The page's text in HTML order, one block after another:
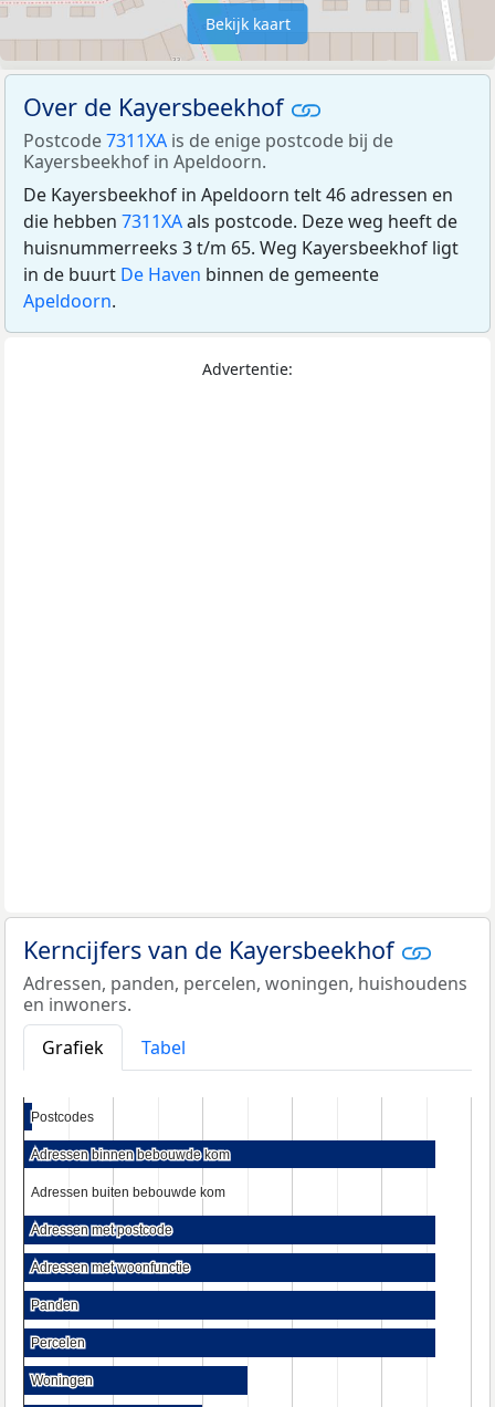
Bekijk kaart
Over de Kayersbeekhof
Postcode7311XA is de enige postcode bij de
Kayersbeekhof in Apeldoorn.
De Kayersbeekhof in Apeldoorn telt 46 adressen en
die hebben 7311XAals postcode. Deze weg heeft de
huisnummerreeks 3 t/m 65. Weg Kayersbeekhof ligt
in de buurt De Haven binnen de gemeente
Apeldoorn.
Advertentie:
Kerncijfers van de Kayersbeekhof
Adressen, panden, percelen, woningen, huishoudens
en inwoners.
Grafiek
Tabel
Postcodes
Postcodes
Adressen binnen bebouwde kom
Adressen binnen bebouwde kom
Adressen buiten bebouwde kom
Adressen buiten bebouwde kom
Adressen met postcode
Adressen met postcode
Adressen met woonfunctie
Adressen met woonfunctie
Panden
Panden
Percelen
Percelen
Woningen
Woningen